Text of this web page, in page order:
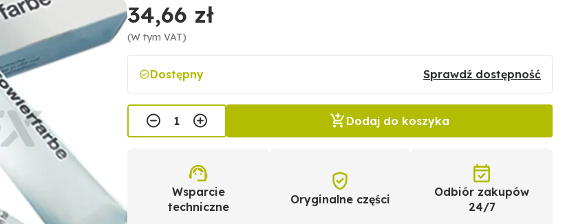
34,66 zł
(W tym VAT)
Dostępny Sprawdź dostępność
Dodaj do koszyka
Wsparcie
techniczne
Oryginalne części
Odbiór zakupów
24/7